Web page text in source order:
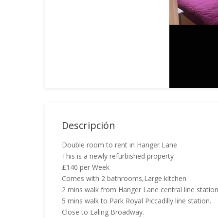
Descripción
Double room to rent in Hanger Lane
This is a newly refurbished property
£140 per Week
Comes with 2 bathrooms,Large kitchen
2 mins walk from Hanger Lane central line
5 mins walk to Park Royal Piccadilly line station.
Close to Ealing Broadway.